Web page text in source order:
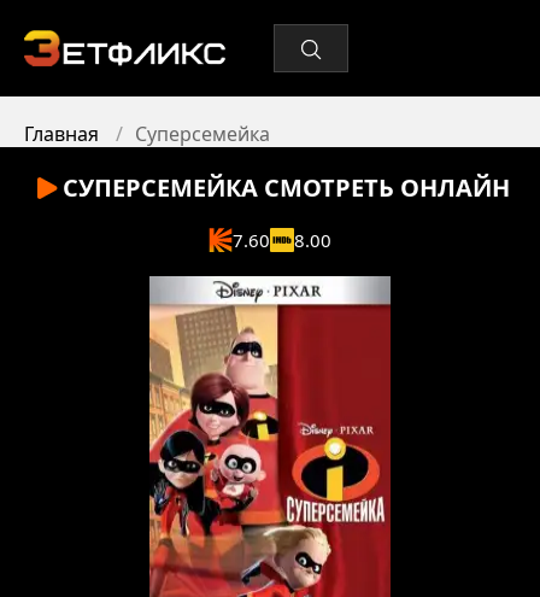
Главная Суперсемейка
СУПЕРСЕМЕЙКАСМОТРЕТЬ ОНЛАЙН
7.60 8.00